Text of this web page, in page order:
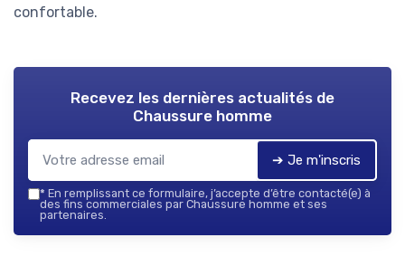
confortable.
Recevez les dernières actualités de
Chaussure homme
➔ Je m'inscris
* En remplissant ce formulaire, j’accepte d’être contacté(e) à
des fins commerciales par Chaussure homme et ses
partenaires.